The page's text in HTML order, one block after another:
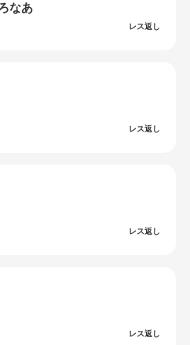
なあ
レス返し
レス返し
レス返し
レス返し